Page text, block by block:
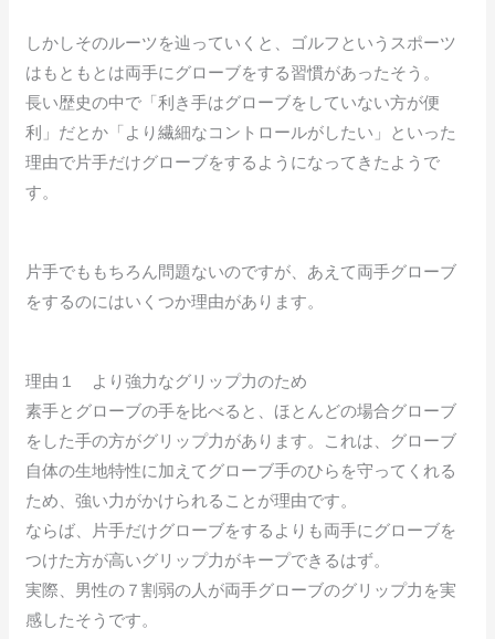
しかしそのルーツを辿っていくと、ゴルフというスポーツ
はもともとは両手にグローブをする習慣があったそう。
長い歴史の中で「利き手はグローブをしていない方が便
利」だとか「より繊細なコントロールがしたい」といった
理由で片手だけグローブをするようになってきたようで
す。
片手でももちろん問題ないのですが、あえて両手グローブ
をするのにはいくつか理由があります。
理由１ より強力なグリップ力のため
素手とグローブの手を比べると、ほとんどの場合グローブ
をした手の方がグリップ力があります。これは、グローブ
自体の生地特性に加えてグローブ手のひらを守ってくれる
ため、強い力がかけられることが理由です。
ならば、片手だけグローブをするよりも両手にグローブを
つけた方が高いグリップ力がキープできるはず。
実際、男性の７割弱の人が両手グローブのグリップ力を実
感したそうです。